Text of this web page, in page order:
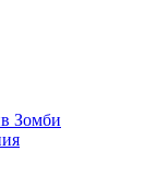
Зомби